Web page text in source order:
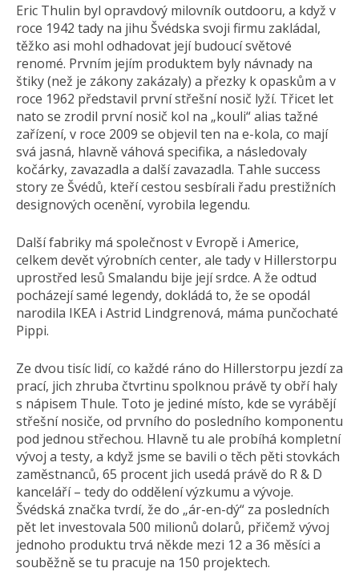
Eric Thulin byl opravdový milovník outdooru, a když v
roce 1942 tady na jihu Švédska svoji firmu zakládal,
těžko asi mohl odhadovat její budoucí světové
renomé. Prvním jejím produktem byly návnady na
štiky (než je zákony zakázaly) a přezky k opaskům a v
roce 1962 představil první střešní nosič lyží. Třicet let
nato se zrodil první nosič kol na „kouli“ alias tažné
zařízení, v roce 2009 se objevil ten na e-kola, co mají
svá jasná, hlavně váhová specifika, a následovaly
kočárky, zavazadla a další zavazadla. Tahle success
story ze Švédů, kteří cestou sesbírali řadu prestižních
designových ocenění, vyrobila legendu.
Další fabriky má společnost v Evropě i Americe,
celkem devět výrobních center, ale tady v Hillerstorpu
uprostřed lesů Smalandu bije její srdce. A že odtud
pocházejí samé legendy, dokládá to, že se opodál
narodila IKEA i Astrid Lindgrenová, máma punčochaté
Pippi.
Ze dvou tisíc lidí, co každé ráno do Hillerstorpu jezdí za
prací, jich zhruba čtvrtinu spolknou právě ty obří haly
s nápisem Thule. Toto je jediné místo, kde se vyrábějí
střešní nosiče, od prvního do posledního komponentu
pod jednou střechou. Hlavně tu ale probíhá kompletní
vývoj a testy, a když jsme se bavili o těch pěti stovkách
zaměstnanců, 65 procent jich usedá právě do R & D
kanceláří – tedy do oddělení výzkumu a vývoje.
Švédská značka tvrdí, že do „ár-en-dý“ za posledních
pět let investovala 500 milionů dolarů, přičemž vývoj
jednoho produktu trvá někde mezi 12 a 36 měsíci a
souběžně se tu pracuje na 150 projektech.